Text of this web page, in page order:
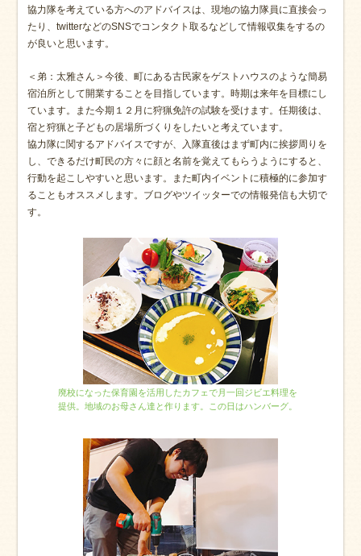
協力隊を考えている方へのアドバイスは、現地の協力隊員に直接会っ
たり、twitterなどのSNSでコンタクト取るなどして情報収集をするの
が良いと思います。
＜弟：太雅さん＞今後、町にある古民家をゲストハウスのような簡易
宿泊所として開業することを目指しています。時期は来年を目標にし
ています。また今期１２月に狩猟免許の試験を受けます。任期後は、
宿と狩猟と子どもの居場所づくりをしたいと考えています。
協力隊に関するアドバイスですが、入隊直後はまず町内に挨拶周りを
し、できるだけ町民の方々に顔と名前を覚えてもらうようにすると、
行動を起こしやすいと思います。また町内イベントに積極的に参加す
ることもオススメします。ブログやツイッターでの情報発信も大切で
す。
廃校になった保育園を活用したカフェで月一回ジビエ料理を
提供。地域のお母さん達と作ります。この日はハンバーグ。